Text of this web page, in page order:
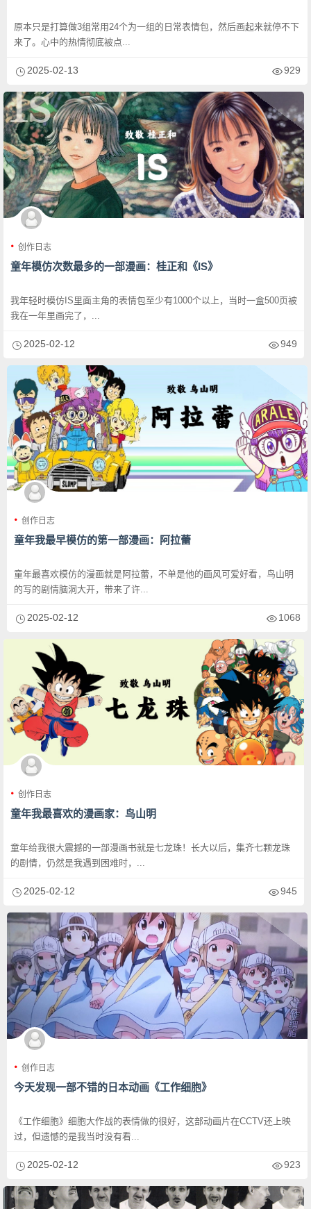
原本只是打算做3组常用24个为一组的日常表情包，然后画起来就停不下
来了。心中的热情彻底被点...
2025-02-13 929
创作日志
童年模仿次数最多的一部漫画：桂正和《IS》
我年轻时模仿IS里面主角的表情包至少有1000个以上，当时一盒500页被
我在一年里画完了，...
2025-02-12 949
创作日志
童年我最早模仿的第一部漫画：阿拉蕾
童年最喜欢模仿的漫画就是阿拉蕾，不单是他的画风可爱好看，鸟山明
的写的剧情脑洞大开，带来了许...
2025-02-12 1068
创作日志
童年我最喜欢的漫画家：鸟山明
童年给我很大震撼的一部漫画书就是七龙珠！长大以后，集齐七颗龙珠
的剧情，仍然是我遇到困难时，...
2025-02-12 945
创作日志
今天发现一部不错的日本动画《工作细胞》
《工作细胞》细胞大作战的表情做的很好，这部动画片在CCTV还上映
过，但遗憾的是我当时没有看...
2025-02-12 923